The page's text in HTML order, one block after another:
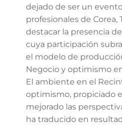
dejado de ser un
profesionales de Corea,
destacar la presencia
cuya participación
el modelo de
Negocio y optimismo
El ambiente en el
optimismo, propiciado
mejorado las
ha traducido en